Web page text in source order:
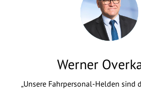
Werner
„Unsere Fahrpersonal-Helden sind